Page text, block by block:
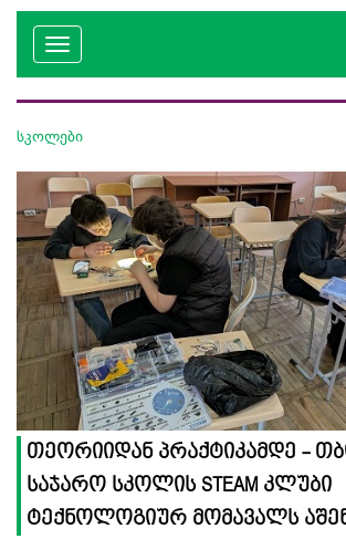
სკოლები
თეორიიდან პრაქტიკამდე -
საჯარო სკოლის STEAM კლუბი
ტექნოლოგიურ მომავალს